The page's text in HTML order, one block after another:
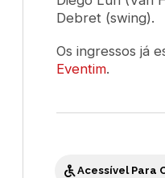
Debret (swing).
Os ingressos já
Eventim.
Acessível Para